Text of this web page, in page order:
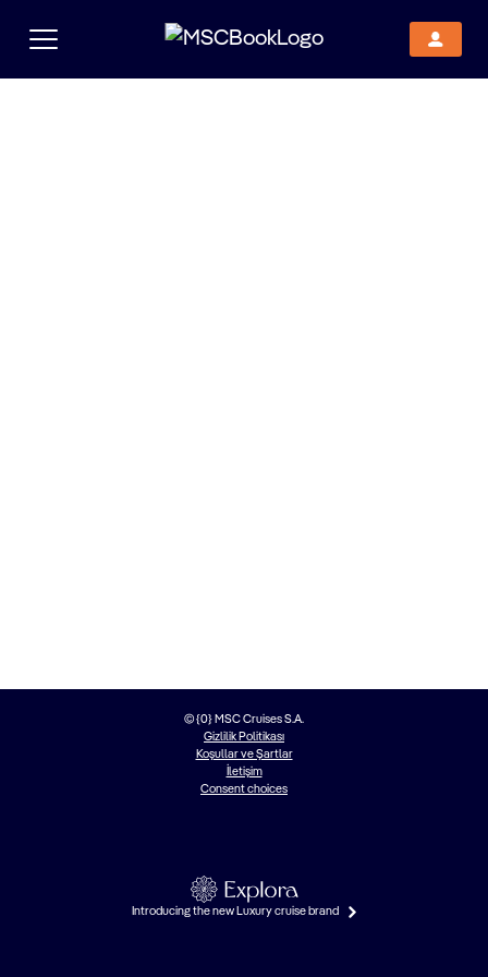
© {0} MSC Cruises S.A.
Gizlilik Politikası
Koşullar ve Şartlar
İletişim
Consent choices
Introducing the new Luxury cruise brand